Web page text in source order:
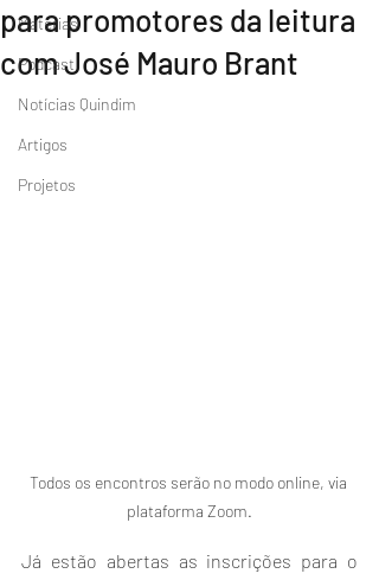
Matérias
Podcast
Notícias Quindim
Artigos
Projetos
para promotores da leitura
com José Mauro Brant
Todos os encontros serão no modo online, via
plataforma Zoom.
Já estão abertas as inscrições para o